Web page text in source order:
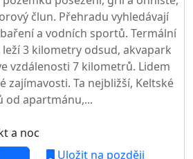
člun. Přehradu vyhledávají
a vodních sportů. Termální
3 kilometry odsud, akvapark
vzdálenosti 7 kilometrů. Lidem
zajímavosti. Ta nejbližší, Keltské
od apartmánu,...
a noc
Uložit na později